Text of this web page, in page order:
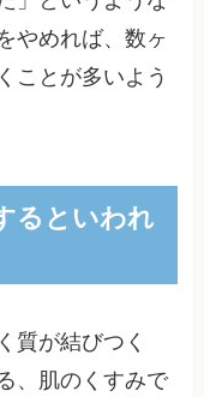
やめれば、数ヶ
ことが多いよう
るといわれ
質が結びつく
、肌のくすみで